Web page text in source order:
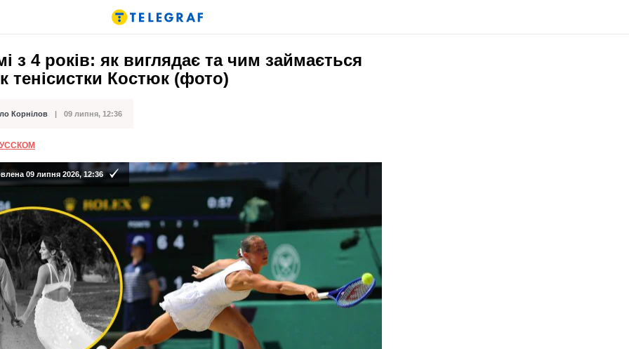
з 4 років: як виглядає та чим займається
тенісистки Костюк (фото)
Корнілов 09 липня, 12:36
09 липня 2026, 12:36